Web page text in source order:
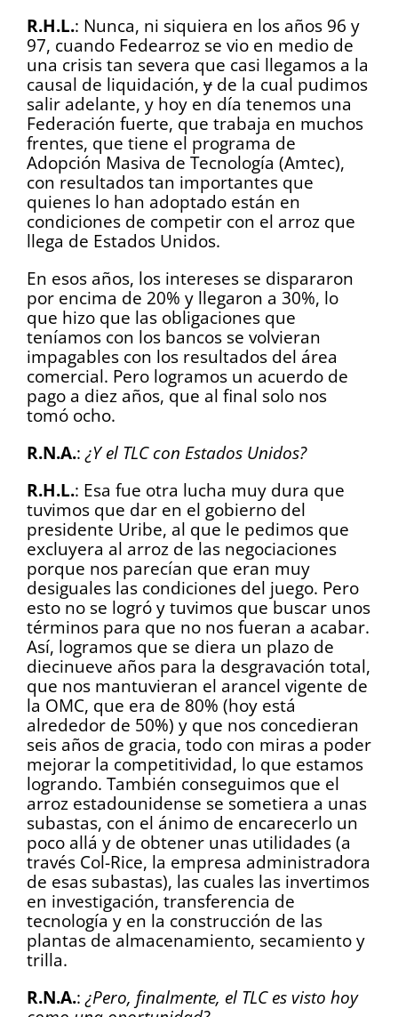
R.H.L.: Nunca, ni siquiera en los años 96 y
97, cuando Fedearroz se vio en medio de
una crisis tan severa que casi llegamos a la
causal de liquidación, y de la cual pudimos
salir adelante, y hoy en día tenemos una
Federación fuerte, que trabaja en muchos
frentes, que tiene el programa de
Adopción Masiva de Tecnología (Amtec),
con resultados tan importantes que
quienes lo han adoptado están en
condiciones de competir con el arroz que
llega de Estados Unidos.
En esos años, los intereses se dispararon
por encima de 20% y llegaron a 30%, lo
que hizo que las obligaciones que
teníamos con los bancos se volvieran
impagables con los resultados del área
comercial. Pero logramos un acuerdo de
pago a diez años, que al final solo nos
tomó ocho.
R.N.A.: ¿Y el TLC con Estados Unidos?
R.H.L.: Esa fue otra lucha muy dura que
tuvimos que dar en el gobierno del
presidente Uribe, al que le pedimos que
excluyera al arroz de las negociaciones
porque nos parecían que eran muy
desiguales las condiciones del juego. Pero
esto no se logró y tuvimos que buscar unos
términos para que no nos fueran a acabar.
Así, logramos que se diera un plazo de
diecinueve años para la desgravación total,
que nos mantuvieran el arancel vigente de
la OMC, que era de 80% (hoy está
alrededor de 50%) y que nos concedieran
seis años de gracia, todo con miras a poder
mejorar la competitividad, lo que estamos
logrando. También conseguimos que el
arroz estadounidense se sometiera a unas
subastas, con el ánimo de encarecerlo un
poco allá y de obtener unas utilidades (a
través Col-Rice, la empresa administradora
de esas subastas), las cuales las invertimos
en investigación, transferencia de
tecnología y en la construcción de las
plantas de almacenamiento, secamiento y
trilla.
R.N.A.: ¿Pero, finalmente, el TLC es visto hoy